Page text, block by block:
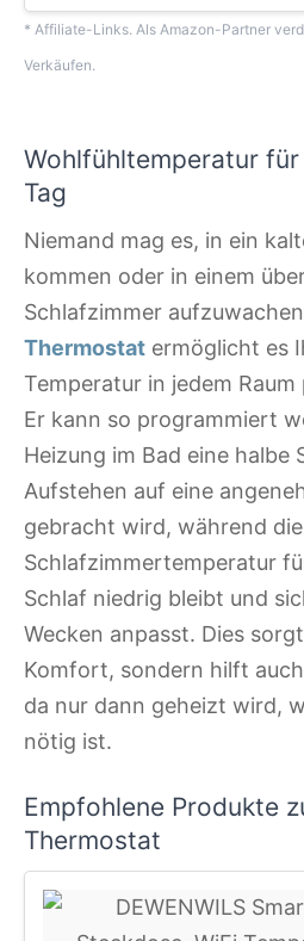
* Affiliate-Links. Als Amazon-Partner
Verkäufen.
Wohlfühltemperatur
Tag
Niemand mag es, in ein
kommen oder in einem
Schlafzimmer
Thermostat ermöglicht es
Temperatur in jedem
Er kann so programmiert
Heizung im Bad eine halbe
Aufstehen auf eine
gebracht wird, während die
Schlafzimmertemperatur
Schlaf niedrig bleibt und
Wecken anpasst. Dies
Komfort, sondern hilft
da nur dann geheizt wird,
nötig ist.
Empfohlene Produkte
Thermostat